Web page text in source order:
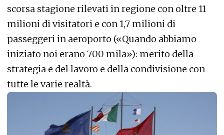
scorsa stagione rilevati in regione con oltre 11
milioni di visitatori e con 1,7 milioni di
passeggeri in aeroporto («Quando abbiamo
iniziato noi erano 700 mila»): merito della
strategia e del lavoro e della condivisione con
tutte le varie realtà.